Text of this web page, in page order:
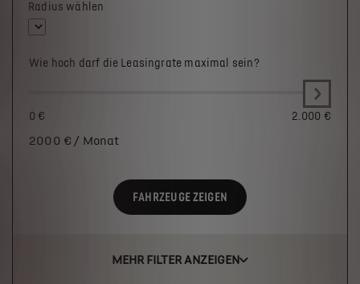
Radius wählen
Wie hoch darf die Leasingrate maximal sein?
0 € 2.000 €
2000 € / Monat
FAHRZEUGE ZEIGEN
MEHR FILTER ANZEIGEN